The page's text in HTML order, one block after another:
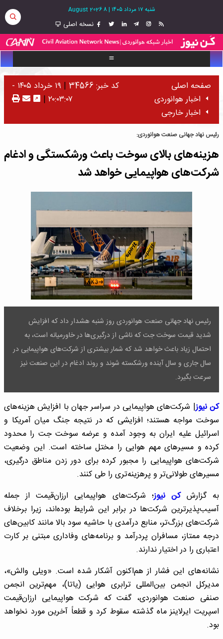
شنبه ۱۷ مرداد ۱۴۰۵ |
8 August 2026
نسخه اصلی
صفحه اصلی
اخبار هوانوردی
اخبار خارجی
کد خبر: 34566 |
۱۹ خرداد ۱۴۰۵ -
۲۰:۰۳:۰۷ |
رئیس نهاد جهانی صنعت هوانوردی:
هزینه‌های بالای سوخت باعث ورشکستگی و ادغام
شرکت‌های هواپیمایی خواهد شد
رئیس نهاد جهانی صنعت هوانوردی روز شنبه هشدار داد که افزایش
شدید قیمت سوخت جت که ناشی از درگیری‌ها در خاورمیانه است، به
احتمال زیاد باعث خواهد شد که شمار بیشتری از شرکت‌های هواپیمایی در
سال جاری و سال آینده ورشکسته شوند و روند ادغام در این صنعت نیز
سرعت بگیرد.
کن نیوز| شرکت‌های هواپیمایی در سراسر جهان با افزایش هزینه‌های
سوخت مواجه هستند؛ افزایشی که در نتیجه جنگ میان آمریکا و
اسرائیل علیه ایران به وجود آمده و عرضه سوخت جت را محدود
کرده و مسیرهای مهم هوایی را مختل ساخته است. این وضعیت
شرکت‌های هواپیمایی را مجبور کرده برای دور زدن مناطق درگیری،
مسیرهای طولانی‌تر و پرهزینه‌تری را طی کنند.
به گزارشکن نیوز؛ شرکت‌های هواپیمایی ارزان‌قیمت از جمله
آسیب‌پذیرترین شرکت‌ها در برابر این شرایط بوده‌اند، زیرا برخلاف
شرکت‌های بزرگ‌تر، منابع درآمدی با حاشیه سود بالا مانند کابین‌های
درجه ممتاز، مسافران پردرآمد و برنامه‌های وفاداری مبتنی بر کارت
اعتباری را در اختیار ندارند.
نشانه‌های این فشار از هم‌اکنون آشکار شده است. «ویلی والش»،
مدیرکل انجمن بین‌المللی ترابری هوایی (یاتا)، مهم‌ترین انجمن
صنفی صنعت هوانوردی، گفت که شرکت هواپیمایی ارزان‌قیمت
اسپریت ایرلاینز ماه گذشته سقوط کرد و قطعاً آخرین مورد نخواهد
بود.